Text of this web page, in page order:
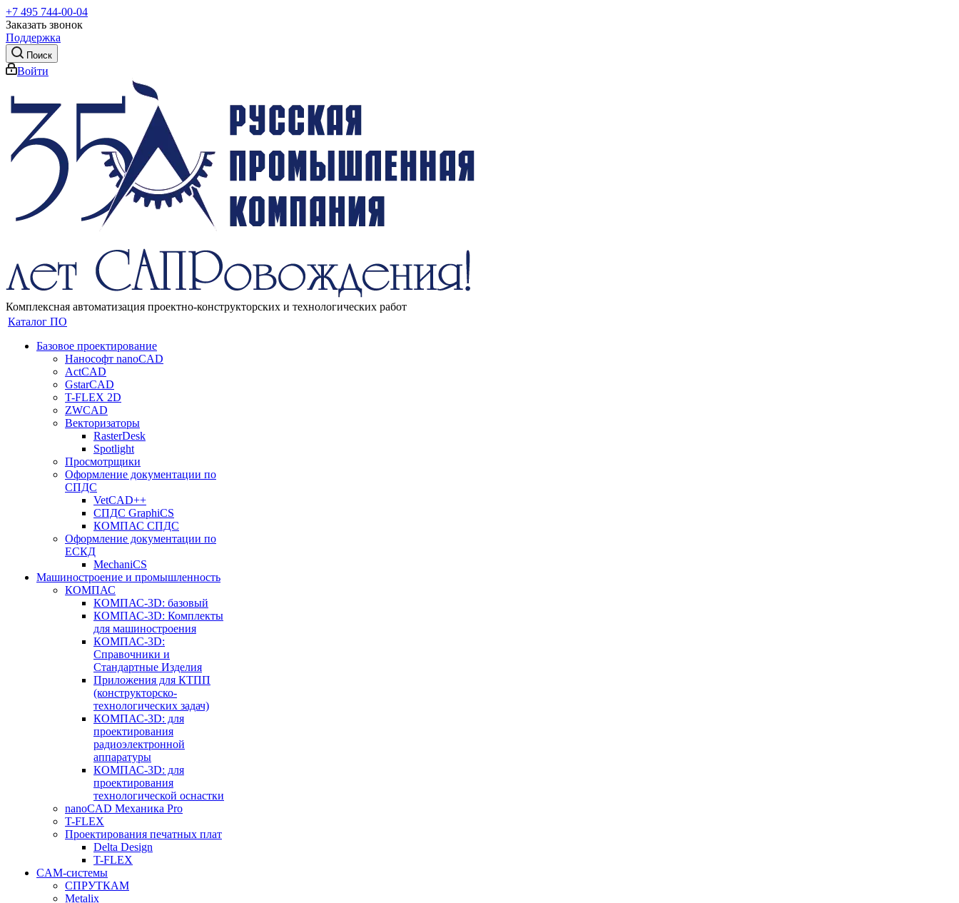
+7 495 744-00-04
Заказать звонок
Поддержка
Поиск
Войти
Комплексная автоматизация проектно-конструкторских и технологических работ
Каталог ПО
Базовое проектирование
Нанософт nanoCAD
ActCAD
GstarCAD
T-FLEX 2D
ZWCAD
Векторизаторы
RasterDesk
Spotlight
Просмотрщики
Оформление документации по
СПДС
VetCAD++
СПДС GraphiCS
КОМПАС СПДС
Оформление документации по
ЕСКД
MechaniCS
Машиностроение и промышленность
КОМПАС
КОМПАС-3D: базовый
КОМПАС-3D: Комплекты
для машиностроения
КОМПАС-3D:
Справочники и
Стандартные Изделия
Приложения для КТПП
(конструкторско-
технологических задач)
КОМПАС-3D: для
проектирования
радиоэлектронной
аппаратуры
КОМПАС-3D: для
проектирования
технологической оснастки
nanoCAD Механика Pro
T-FLEX
Проектирования печатных плат
Delta Design
T-FLEX
CAM-системы
СПРУТКAM
Metalix